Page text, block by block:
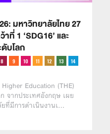
มหาวิทยาลัยไทย 27
ที่ 1 ‘SDG16’ และ
บโลก
Education (THE)
จากประเทศอังกฤษ เผย
ที่มีการดำเนินงานเ…